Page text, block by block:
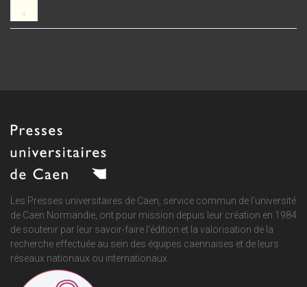
Les Presses universitaires de Caen, service commun de l'université
de Caen Normandie , ont pour mission depuis leur création en 1984
de soutenir par leur savoir-faire l'édition et la valorisation de la
recherche effectuée au sein des équipes caennaises et de leurs
réseaux nationaux ou internationaux.